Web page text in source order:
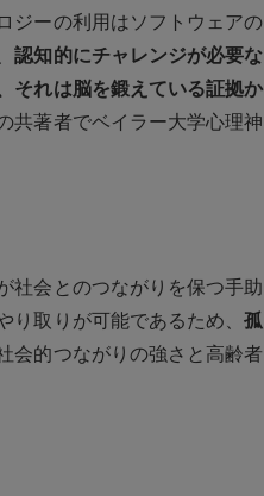
ジーの利用はソフトウェアの
認知的にチャレンジが必要な
それは脳を鍛えている証拠か
共著者でベイラー大学心理神
社会とのつながりを保つ手助
取りが可能であるため、 孤
会的つながりの強さと高齢者